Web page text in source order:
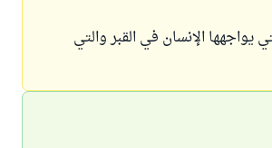
يواجهها الإنسان في القبر والتي